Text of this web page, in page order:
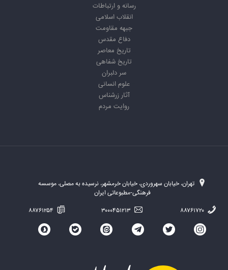
رسانه و ارتباطات
انقلاب اسلامی
جبهه مقاومت
دفاع مقدس
تاریخ معاصر
تاریخ شفاهی
سر دلبران
علوم انسانی
آثار زرشناس
روایت مردم
تهران، خیابان سهروردی، خیابان خرمشهر، نرسیده به مصلی، موسسه
فرهنگی-مطبوعاتی ایران